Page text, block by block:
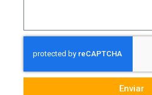
Enviar